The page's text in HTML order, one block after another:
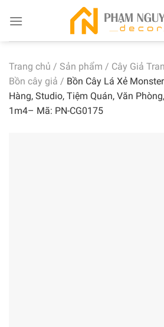
Trang chủ / Sản phẩm / Cây Giả
Bồn cây giả / Bồn Cây Lá Xẻ
Hàng, Studio, Tiệm Quán, Văn
1m4– Mã: PN-CG0175